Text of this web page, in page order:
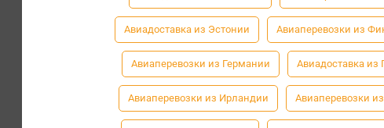
Авиадоставка из Эстонии Авиаперевозки из
Авиаперевозки из Германии Авиадоставка из
Авиаперевозки из Ирландии Авиаперевозки